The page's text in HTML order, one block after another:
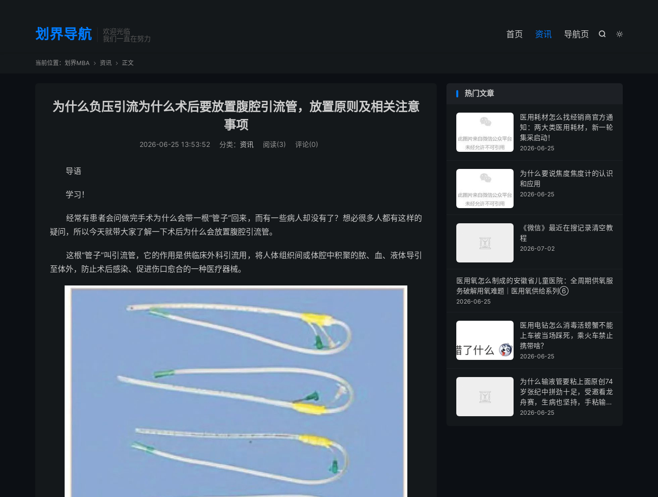
划界导航
欢迎光临
我们一直在努力


首页 资讯 导航页
当前位置： 划界MBA  资讯  正文
为什么负压引流为什么术后要放置腹腔引流管，放置原则及相关注意
事项
2026-06-25 13:53:52 分类： 资讯 阅读(3) 评论(0)
导语
学习！
经常有患者会问做完手术为什么会带一根“管子”回来，而有一些病人却没有了？想必很多人都有这样的
疑问，所以今天就带大家了解一下术后为什么会放置腹腔引流管。
这根“管子”叫引流管，它的作用是供临床外科引流用，将人体组织间或体腔中积聚的脓、血、液体导引
至体外，防止术后感染、促进伤口愈合的一种医疗器械。
热门文章
医用耗材怎么找经销商官方通
知：两大类医用耗材，新一轮
集采启动！
2026-06-25
为什么要说焦度焦度计的认识
和应用
2026-06-25
《微信》最近在搜记录清空教
程
2026-07-02
医用氧怎么制成的安徽省儿童医院：全周期供氧服
务破解用氧难题｜医用氧供给系列⑥
2026-06-25
医用电钻怎么消毒活螃蟹不能
上车被当场踩死，乘火车禁止
携带啥？
2026-06-25
为什么输液管要粘上面原创74
岁张纪中拼劲十足，受邀看龙
舟赛，生病也坚持，手粘输液
贴心疼不已
2026-06-25